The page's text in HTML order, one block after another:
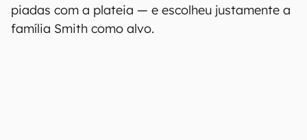
piadas com a plateia — e escolheu justamente a
família Smith como alvo.